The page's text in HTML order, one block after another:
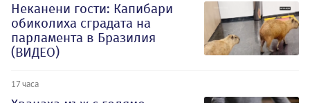
Неканени гости: Капибари
обиколиха сградата на
парламента в Бразилия
(ВИДЕО)
17 часа